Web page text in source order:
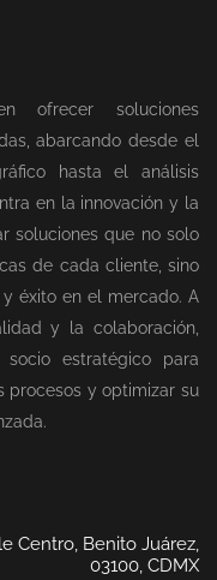
ofrecer soluciones
abarcando desde el
hasta el análisis
en la innovación y la
soluciones que no solo
de cada cliente, sino
éxito en el mercado. A
y la colaboración,
estratégico para
procesos y optimizar su
Centro, Benito Juárez,
03100, CDMX